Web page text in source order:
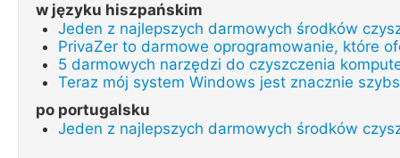
w języku hiszpańskim
Jeden z najlepszych darmowych środków
PrivaZer to darmowe oprogramowanie, które
5 darmowych narzędzi do czyszczenia
Teraz mój system Windows jest znacznie
po portugalsku
Jeden z najlepszych darmowych środków